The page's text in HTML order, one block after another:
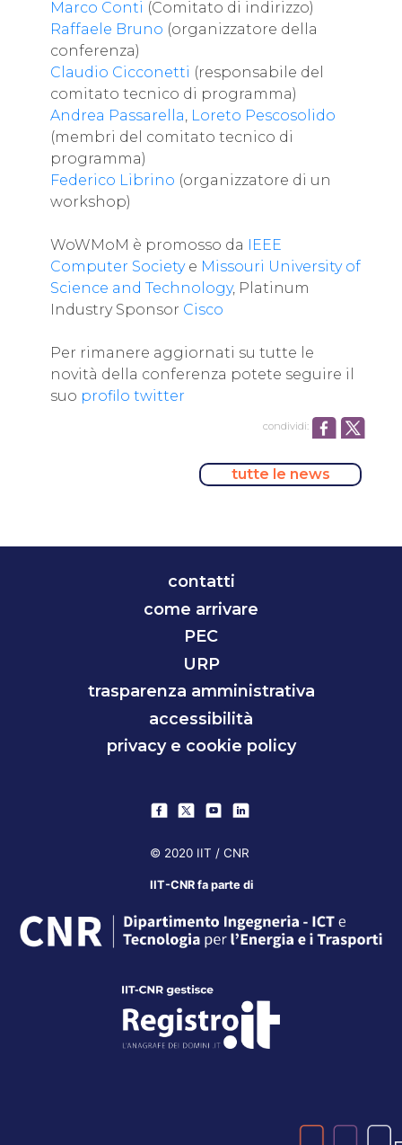
Marco Conti (Comitato di indirizzo)
Raffaele Bruno (organizzatore della
conferenza)
Claudio Cicconetti (responsabile del
comitato tecnico di programma)
Andrea Passarella, Loreto Pescosolido
(membri del comitato tecnico di
programma)
Federico Librino (organizzatore di un
workshop)
WoWMoM è promosso da IEEE
Computer Societye Missouri University of
Science and Technology, Platinum
Industry Sponsor Cisco
Per rimanere aggiornati su tutte le
novità della conferenza potete seguire il
suo profilo twitter
condividi:
tutte le news
contatti
come arrivare
PEC
URP
trasparenza amministrativa
accessibilità
privacy e cookie policy
© 2020 IIT / CNR
IIT-CNR fa parte di